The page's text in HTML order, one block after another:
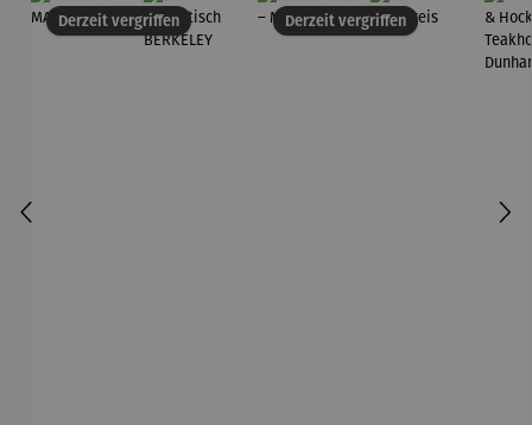
Derzeit vergriffen Derzeit vergriffen